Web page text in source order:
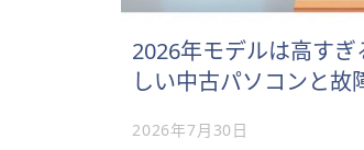
2026年モデルは高す
しい中古パソコンと故
2026年7月30日